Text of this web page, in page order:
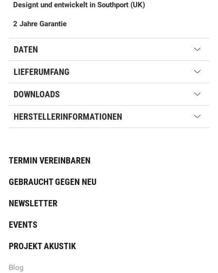
Designt und entwickelt in Southport (UK)
2 Jahre Garantie
DATEN
LIEFERUMFANG
DOWNLOADS
HERSTELLERINFORMATIONEN
TERMIN VEREINBAREN
GEBRAUCHT GEGEN NEU
NEWSLETTER
EVENTS
PROJEKT AKUSTIK
Blog